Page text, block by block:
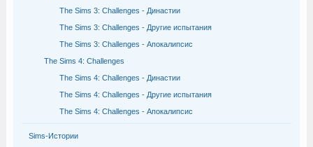
The Sims 3: Challenges - Династии
The Sims 3: Challenges - Другие испытания
The Sims 3: Challenges - Апокалипсис
The Sims 4: Challenges
The Sims 4: Challenges - Династии
The Sims 4: Challenges - Другие испытания
The Sims 4: Challenges - Апокалипсис
Sims-Истории